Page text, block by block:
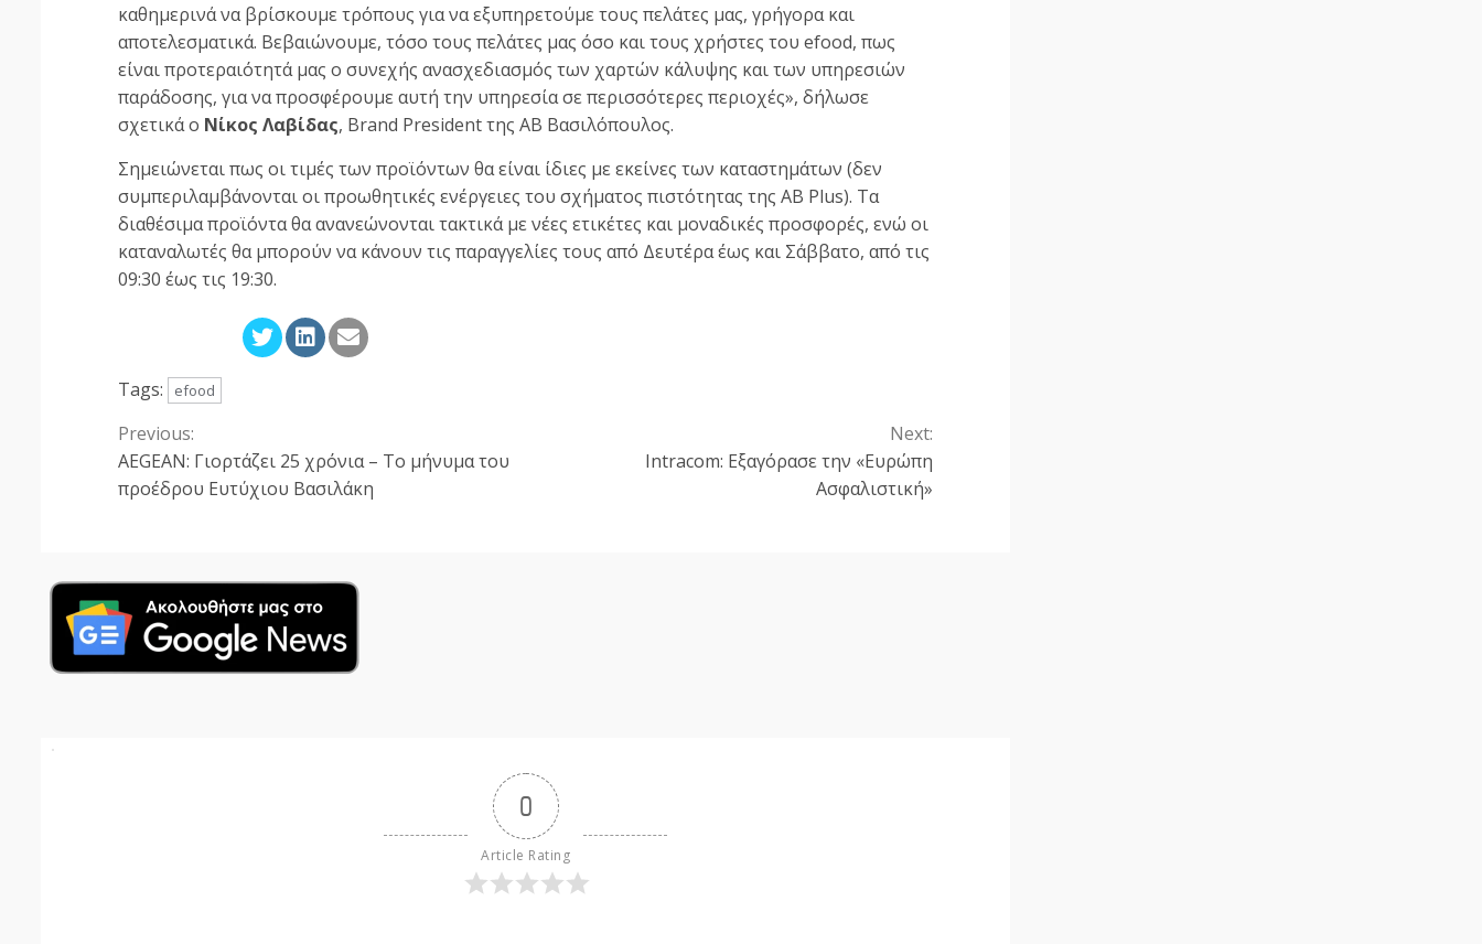
καθημερινά να βρίσκουμε τρόπους για να εξυπηρετούμε τους πελάτες μας, γρήγορα και
αποτελεσματικά. Βεβαιώνουμε, τόσο τους πελάτες μας όσο και τους χρήστες του efood, πως
είναι προτεραιότητά μας ο συνεχής ανασχεδιασμός των χαρτών κάλυψης και των υπηρεσιών
παράδοσης, για να προσφέρουμε αυτή την υπηρεσία σε περισσότερες περιοχές», δήλωσε
σχετικά ο Νίκος Λαβίδας, Brand President της ΑΒ Βασιλόπουλος.
Σημειώνεται πως οι τιμές των προϊόντων θα είναι ίδιες με εκείνες των καταστημάτων (δεν
συμπεριλαμβάνονται οι προωθητικές ενέργειες του σχήματος πιστότητας της ΑΒ Plus). Τα
διαθέσιμα προϊόντα θα ανανεώνονται τακτικά με νέες ετικέτες και μοναδικές προσφορές, ενώ οι
καταναλωτές θα μπορούν να κάνουν τις παραγγελίες τους από Δευτέρα έως και Σάββατο, από τις
09:30 έως τις 19:30.
Tags: efood
Continue
Reading
Previous:
AEGEAN: Γιορτάζει 25 χρόνια – Το μήνυμα του
προέδρου Ευτύχιου Βασιλάκη
Next:
Intracom: Εξαγόρασε την «Ευρώπη
Ασφαλιστική»
0
Article Rating